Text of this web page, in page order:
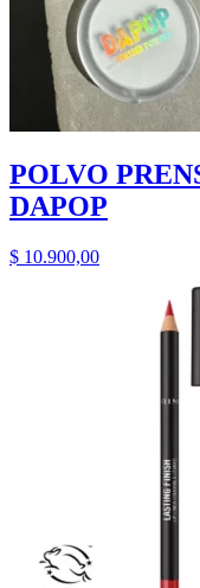
POLVO
DAPOP
$ 10.900,00